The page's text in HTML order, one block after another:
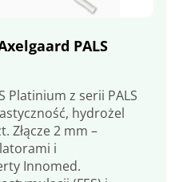
PALS
Platinium z serii PALS
hydrożel
Złącze 2 mm –
i
Innomed.